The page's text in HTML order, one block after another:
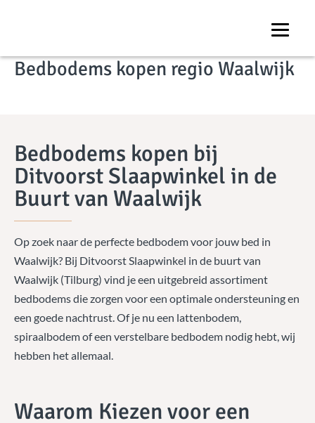
Bedbodems kopen regio Waalwijk
Bedbodems kopen bij
Ditvoorst Slaapwinkel in de
Buurt van Waalwijk
Op zoek naar de perfecte bedbodem voor jouw bed in
Waalwijk? Bij Ditvoorst Slaapwinkel in de buurt van
Waalwijk (Tilburg) vind je een uitgebreid assortiment
bedbodems die zorgen voor een optimale ondersteuning en
een goede nachtrust. Of je nu een lattenbodem,
spiraalbodem of een verstelbare bedbodem nodig hebt, wij
hebben het allemaal.
Waarom Kiezen voor een